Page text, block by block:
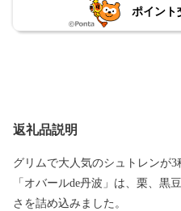
ポイント
返礼品説明
グリムで大人気のシュトレンが3
「オバールde丹波」は、栗、黒
さを詰め込みました。